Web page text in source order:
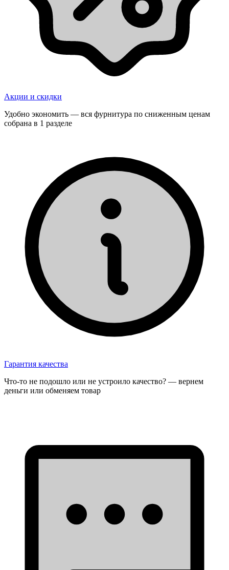
Акции и скидки
Удобно экономить — вся фурнитура по сниженным ценам
собрана в 1 разделе
Гарантия качества
Что-то не подошло или не устроило качество? — вернем
деньги или обменяем товар